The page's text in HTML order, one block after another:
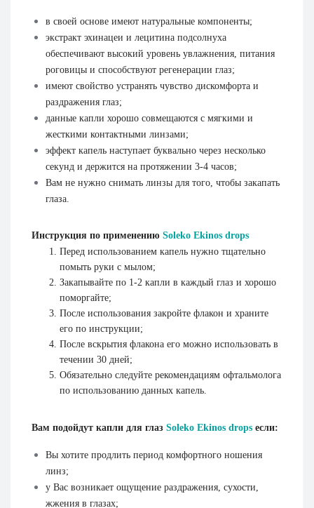
в своей основе имеют натуральные компоненты;
экстракт эхинацеи и лецитина подсолнуха
обеспечивают высокий уровень увлажнения, питания
роговицы и способствуют регенерации глаз;
имеют свойство устранять чувство дискомфорта и
раздражения глаз;
данные капли хорошо совмещаются с мягкими и
жесткими контактными линзами;
эффект капель наступает буквально через несколько
секунд и держится на протяжении 3-4 часов;
Вам не нужно снимать линзы для того, чтобы закапать
глаза.
Инструкция по применению Soleko Ekinos drops
Перед использованием капель нужно тщательно
помыть руки с мылом;
Закапывайте по 1-2 капли в каждый глаз и хорошо
поморгайте;
После использования закройте флакон и храните
его по инструкции;
После вскрытия флакона его можно использовать в
течении 30 дней;
Обязательно следуйте рекомендациям офтальмолога
по использованию данных капель.
Вам подойдут капли для глаз Soleko Ekinos drops если:
Вы хотите продлить период комфортного ношения
линз;
у Вас возникает ощущение раздражения, сухости,
жжения в глазах;